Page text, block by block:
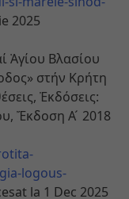
2025
Ἁγίου Βλασίου
στήν Κρήτη
Ἐκδόσεις:
Ἔκδοση Α ́ 2018
logous-
la 1 Dec 2025